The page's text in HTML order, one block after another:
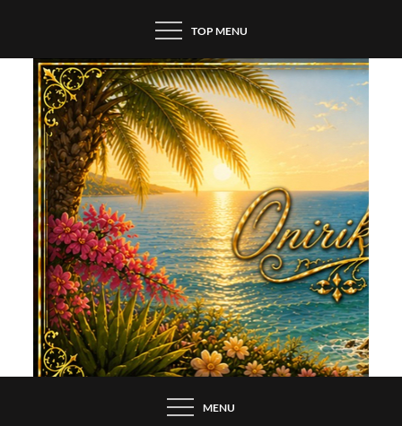
content
TOP MENU
MENU